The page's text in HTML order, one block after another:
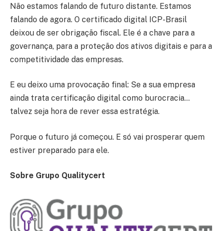
Não estamos falando de futuro distante. Estamos
falando de agora. O certificado digital ICP-Brasil
deixou de ser obrigação fiscal. Ele é a chave para a
governança, para a proteção dos ativos digitais e para a
competitividade das empresas.
E eu deixo uma provocação final: Se a sua empresa
ainda trata certificação digital como burocracia…
talvez seja hora de rever essa estratégia.
Porque o futuro já começou. E só vai prosperar quem
estiver preparado para ele.
Sobre Grupo Qualitycert